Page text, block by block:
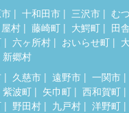
十和田市 三沢市
む
村 藤崎町 大鰐町
田
六ヶ所村 おいらせ町
新郷村
久慈市 遠野市
一関市
紫波町 矢巾町
西和賀町
野田村 九戸村 洋野町